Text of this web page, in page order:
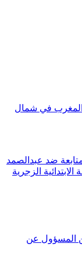
المغرب في شمال
ضد عبدالصمد
الزجرية
المسؤول عن